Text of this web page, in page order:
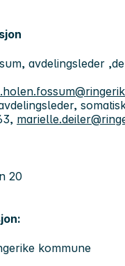
avdelingsleder
20
kommune